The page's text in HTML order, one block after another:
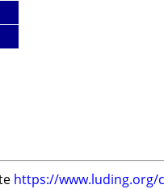
https://www.luding.org/